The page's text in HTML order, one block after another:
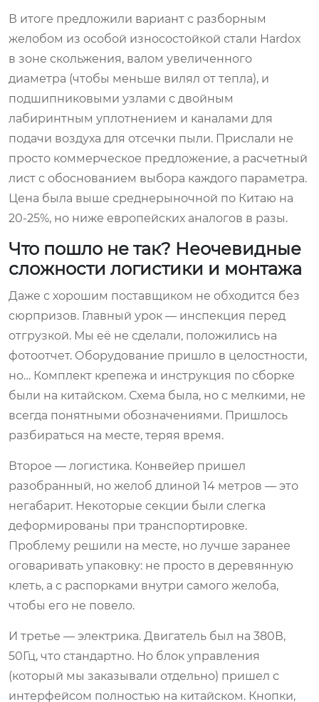
В итоге предложили вариант с разборным
желобом из особой износостойкой стали Hardox
в зоне скольжения, валом увеличенного
диаметра (чтобы меньше вилял от тепла), и
подшипниковыми узлами с двойным
лабиринтным уплотнением и каналами для
подачи воздуха для отсечки пыли. Прислали не
просто коммерческое предложение, а расчетный
лист с обоснованием выбора каждого параметра.
Цена была выше среднерыночной по Китаю на
20-25%, но ниже европейских аналогов в разы.
Что пошло не так? Неочевидные
сложности логистики и монтажа
Даже с хорошим поставщиком не обходится без
сюрпризов. Главный урок — инспекция перед
отгрузкой. Мы её не сделали, положились на
фотоотчет. Оборудование пришло в целостности,
но… Комплект крепежа и инструкция по сборке
были на китайском. Схема была, но с мелкими, не
всегда понятными обозначениями. Пришлось
разбираться на месте, теряя время.
Второе — логистика. Конвейер пришел
разобранный, но желоб длиной 14 метров — это
негабарит. Некоторые секции были слегка
деформированы при транспортировке.
Проблему решили на месте, но лучше заранее
оговаривать упаковку: не просто в деревянную
клеть, а с распорками внутри самого желоба,
чтобы его не повело.
И третье — электрика. Двигатель был на 380В,
50Гц, что стандартно. Но блок управления
(который мы заказывали отдельно) пришел с
интерфейсом полностью на китайском. Кнопки,